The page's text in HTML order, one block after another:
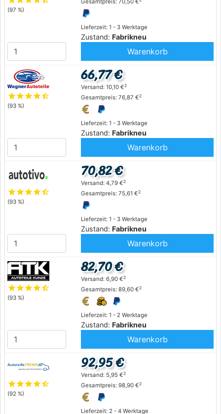
(97 %)
Lieferzeit: 1 - 3 Werktage
Zustand: Fabrikneu
Gesamtpreis: 70,50 €
Warenkorb
starstarstarstarstar_half
(93 %)
Lieferzeit: 1 - 3 Werktage
Zustand: Fabrikneu
66,77 €
Versand: 10,10 €2
Gesamtpreis: 76,87 €2
Warenkorb
starstarstarstarstar_half
(93 %)
Lieferzeit: 1 - 3 Werktage
Zustand: Fabrikneu
70,82 €
Versand: 4,79 €2
Gesamtpreis: 75,61 €2
Warenkorb
starstarstarstarstar_half
(93 %)
Lieferzeit: 1 - 2 Werktage
Zustand: Fabrikneu
82,70 €
Versand: 6,90 €2
Gesamtpreis: 89,60 €2
Warenkorb
starstarstarstarstar_half
(92 %)
Lieferzeit: 2 - 4 Werktage
92,95 €
Versand: 5,95 €2
Gesamtpreis: 98,90 €2